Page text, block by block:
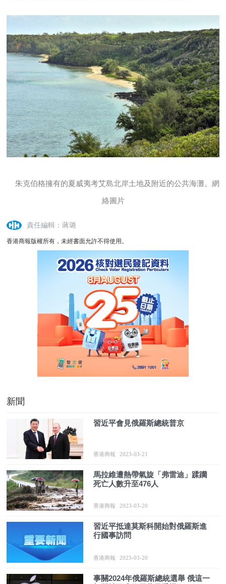
朱克伯格擁有的夏威夷考艾島北岸土地及附近的公共海灘。網
絡圖片
責任編輯：蔣璐
香港商報版權所有，未經書面允許不得使用。
新聞
習近平會見俄羅斯總統普京
香港商報 2023-03-21
馬拉維遭熱帶氣旋「弗雷迪」蹂躪
死亡人數升至476人
香港商報 2023-03-20
習近平抵達莫斯科開始對俄羅斯進
行國事訪問
香港商報 2023-03-20
事關2024年俄羅斯總統選舉 俄這一